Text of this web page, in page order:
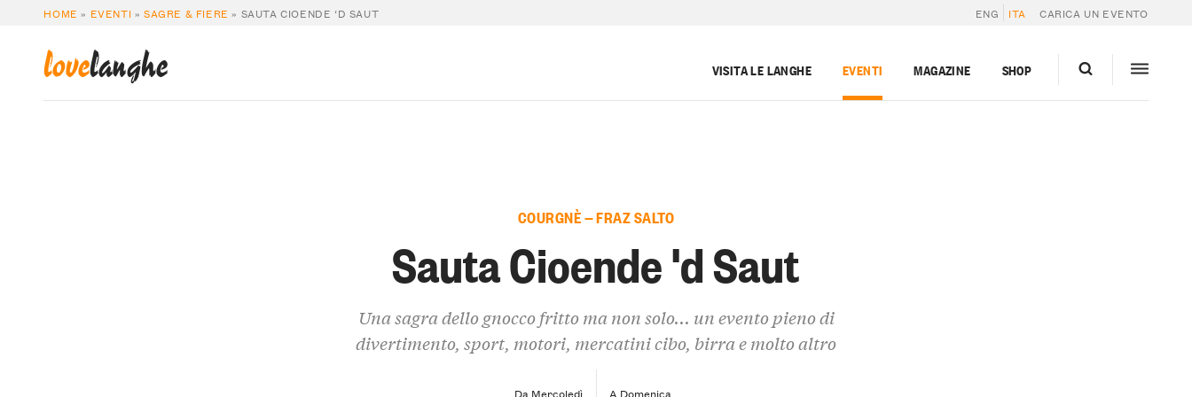
HOME » EVENTI »SAGRE & FIERE » SAUTA CIOENDE ‘D SAUT ENG ITA CARICA UN EVENTO
lovelanghe VISITA LE LANGHE EVENTI MAGAZINE SHOP
COURGNÈ — FRAZ SALTO
Sauta Cioende 'd Saut
Una sagra dello gnocco fritto ma non solo... un evento pieno di
divertimento, sport, motori, mercatini cibo, birra e molto altro
Da Mercoledì A Domenica